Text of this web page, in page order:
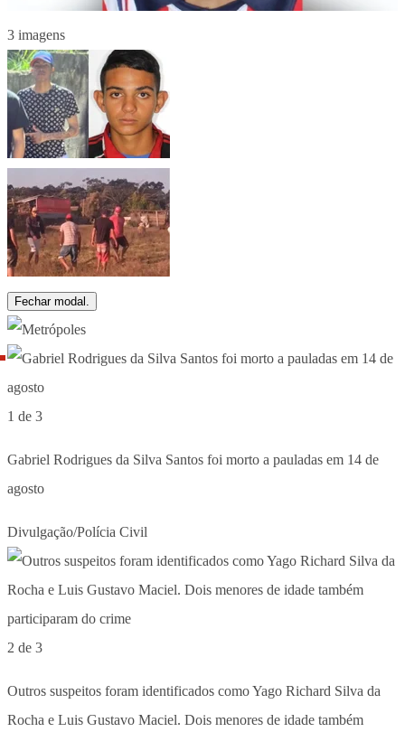
3 imagens
Fechar modal.
1 de 3
Gabriel Rodrigues da Silva Santos foi morto a pauladas em 14 de
agosto
Divulgação/Polícia Civil
2 de 3
Outros suspeitos foram identificados como Yago Richard Silva da
Rocha e Luis Gustavo Maciel. Dois menores de idade também